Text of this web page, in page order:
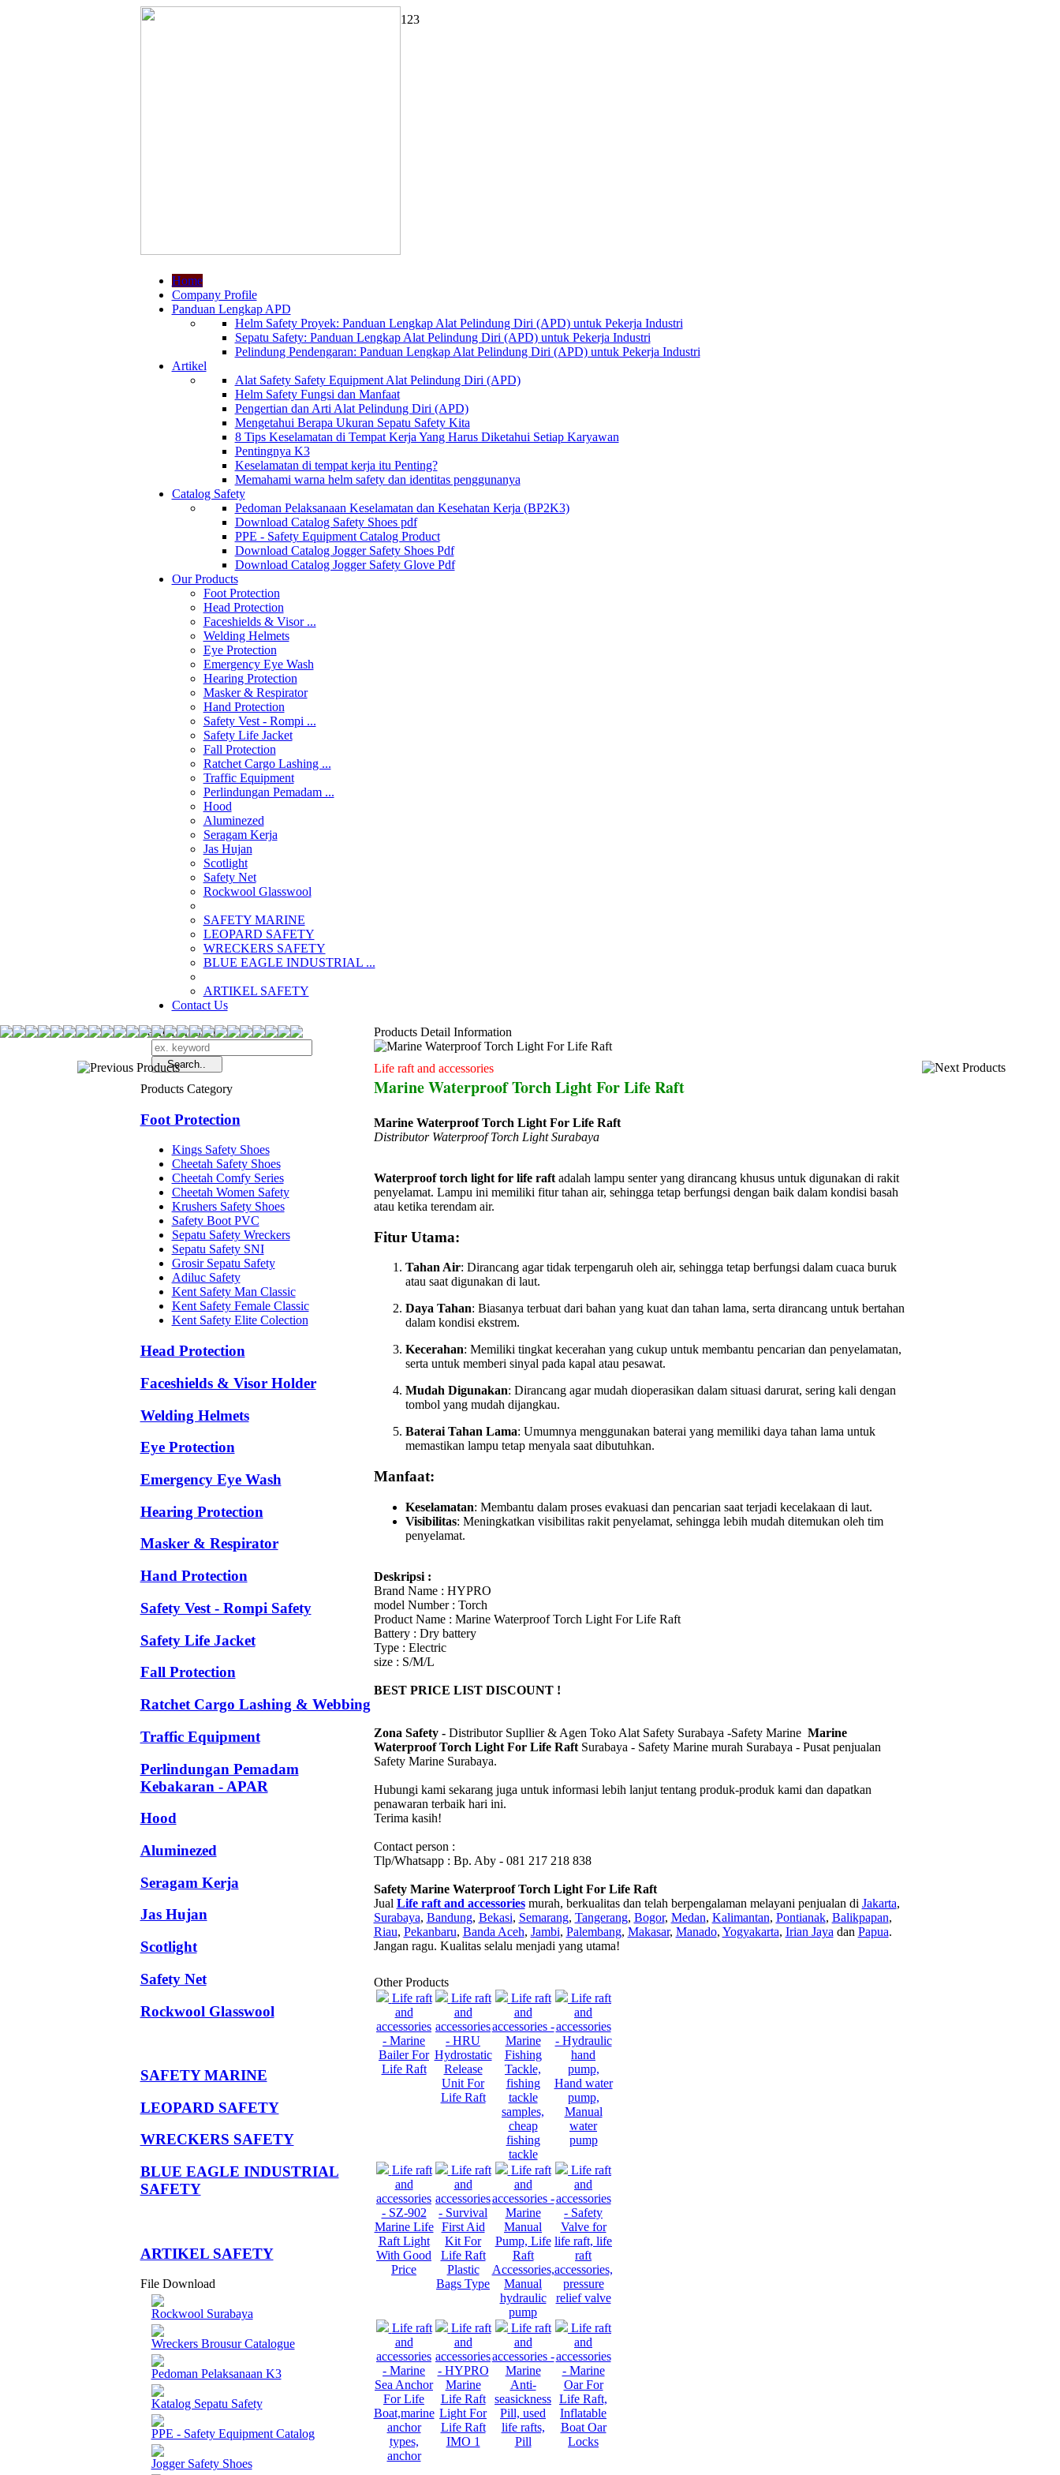
1 23
Home
Company Profile
Panduan Lengkap APD
Helm Safety Proyek: Panduan Lengkap Alat Pelindung Diri (APD) untuk Pekerja Industri
Sepatu Safety: Panduan Lengkap Alat Pelindung Diri (APD) untuk Pekerja Industri
Pelindung Pendengaran: Panduan Lengkap Alat Pelindung Diri (APD) untuk Pekerja Industri
Artikel
Alat Safety Safety Equipment Alat Pelindung Diri (APD)
Helm Safety Fungsi dan Manfaat
Pengertian dan Arti Alat Pelindung Diri (APD)
Mengetahui Berapa Ukuran Sepatu Safety Kita
8 Tips Keselamatan di Tempat Kerja Yang Harus Diketahui Setiap Karyawan
Pentingnya K3
Keselamatan di tempat kerja itu Penting?
Memahami warna helm safety dan identitas penggunanya
Catalog Safety
Pedoman Pelaksanaan Keselamatan dan Kesehatan Kerja (BP2K3)
Download Catalog Safety Shoes pdf
PPE - Safety Equipment Catalog Product
Download Catalog Jogger Safety Shoes Pdf
Download Catalog Jogger Safety Glove Pdf
Our Products
Foot Protection
Head Protection
Faceshields & Visor ...
Welding Helmets
Eye Protection
Emergency Eye Wash
Hearing Protection
Masker & Respirator
Hand Protection
Safety Vest - Rompi ...
Safety Life Jacket
Fall Protection
Ratchet Cargo Lashing ...
Traffic Equipment
Perlindungan Pemadam ...
Hood
Aluminezed
Seragam Kerja
Jas Hujan
Scotlight
Safety Net
Rockwool Glasswool
SAFETY MARINE
LEOPARD SAFETY
WRECKERS SAFETY
BLUE EAGLE INDUSTRIAL ...
­ARTIKEL SAFETY
Contact Us
Search Products
Products Category
Foot Protection
Kings Safety Shoes
Cheetah Safety Shoes
Cheetah Comfy Series
Cheetah Women Safety
Krushers Safety Shoes
Safety Boot PVC
Sepatu Safety Wreckers
Sepatu Safety SNI
Grosir Sepatu Safety
Adiluc Safety
Kent Safety Man Classic
Kent Safety Female Classic
Kent Safety Elite Colection
Head Protection
Faceshields & Visor Holder
Welding Helmets
Eye Protection
Emergency Eye Wash
Hearing Protection
Masker & Respirator
Hand Protection
Safety Vest - Rompi Safety
Safety Life Jacket
Fall Protection
Ratchet Cargo Lashing & Webbing
Traffic Equipment
Perlindungan Pemadam
Kebakaran - APAR
Hood
Aluminezed
Seragam Kerja
Jas Hujan
Scotlight
Safety Net
Rockwool Glasswool
SAFETY MARINE
LEOPARD SAFETY
WRECKERS SAFETY
BLUE EAGLE INDUSTRIAL
SAFETY
­ARTIKEL SAFETY
File Download
Rockwool Surabaya
Wreckers Brousur Catalogue
Pedoman Pelaksanaan K3
Katalog Sepatu Safety
PPE - Safety Equipment Catalog
Jogger Safety Shoes
Products Detail Information
Life raft and accessories
Marine Waterproof Torch Light For Life Raft
Marine Waterproof Torch Light For Life Raft
Distributor Waterproof Torch Light Surabaya
Waterproof torch light for life raftadalah lampu senter yang dirancang khusus untuk digunakan di rakit
penyelamat. Lampu ini memiliki fitur tahan air, sehingga tetap berfungsi dengan baik dalam kondisi basah
atau ketika terendam air.
Fitur Utama:
Tahan Air: Dirancang agar tidak terpengaruh oleh air, sehingga tetap berfungsi dalam cuaca buruk
atau saat digunakan di laut.
Daya Tahan: Biasanya terbuat dari bahan yang kuat dan tahan lama, serta dirancang untuk bertahan
dalam kondisi ekstrem.
Kecerahan: Memiliki tingkat kecerahan yang cukup untuk membantu pencarian dan penyelamatan,
serta untuk memberi sinyal pada kapal atau pesawat.
Mudah Digunakan: Dirancang agar mudah dioperasikan dalam situasi darurat, sering kali dengan
tombol yang mudah dijangkau.
Baterai Tahan Lama: Umumnya menggunakan baterai yang memiliki daya tahan lama untuk
memastikan lampu tetap menyala saat dibutuhkan.
Manfaat:
Keselamatan: Membantu dalam proses evakuasi dan pencarian saat terjadi kecelakaan di laut.
Visibilitas: Meningkatkan visibilitas rakit penyelamat, sehingga lebih mudah ditemukan oleh tim
penyelamat.
Deskripsi :
Brand Name : HYPRO
model Number : Torch
Product Name : Marine Waterproof Torch Light For Life Raft
Battery : Dry battery
Type : Electric
size : S/M/L
BEST PRICE LIST DISCOUNT !
Zona Safety - Distributor Supllier & Agen Toko Alat Safety Surabaya -Safety Marine Marine
Waterproof Torch Light For Life RaftSurabaya - Safety Marine murah Surabaya - Pusat penjualan
Safety Marine Surabaya.
Hubungi kami sekarang juga untuk informasi lebih lanjut tentang produk-produk kami dan dapatkan
penawaran terbaik hari ini.
Terima kasih!
Contact person :
Tlp/Whatsapp : Bp. Aby - 081 217 218 838
Safety Marine Waterproof Torch Light For Life Raft
Jual Life raft and accessoriesmurah, berkualitas dan telah berpengalaman melayani penjualan di Jakarta,
Surabaya, Bandung, Bekasi, Semarang, Tangerang, Bogor, Medan, Kalimantan, Pontianak, Balikpapan,
Riau, Pekanbaru, Banda Aceh, Jambi, Palembang, Makasar, Manado, Yogyakarta, Irian Jaya dan Papua.
Jangan ragu. Kualitas selalu menjadi yang utama!
Other Products
Life raft
and
accessories
- Marine
Bailer For
Life Raft
Life raft
and
accessories
- HRU
Hydrostatic
Release
Unit For
Life Raft
Life raft
and
accessories -
Marine
Fishing
Tackle,
fishing
tackle
samples,
cheap
fishing
tackle
Life raft
and
accessories
- Hydraulic
hand
pump,
Hand water
pump,
Manual
water
pump
Life raft
and
accessories
- SZ-902
Marine Life
Raft Light
With Good
Price
Life raft
and
accessories
- Survival
First Aid
Kit For
Life Raft
Plastic
Bags Type
Life raft
and
accessories -
Marine
Manual
Pump, Life
Raft
Accessories,
Manual
hydraulic
pump
Life raft
and
accessories
- Safety
Valve for
life raft, life
raft
accessories,
pressure
relief valve
Life raft
and
accessories
- Marine
Sea Anchor
For Life
Boat,marine
anchor
types,
anchor
Life raft
and
accessories
- HYPRO
Marine
Life Raft
Light For
Life Raft
IMO 1
Life raft
and
accessories -
Marine
Anti-
seasickness
Pill, used
life rafts,
Pill
Life raft
and
accessories
- Marine
Oar For
Life Raft,
Inflatable
Boat Oar
Locks